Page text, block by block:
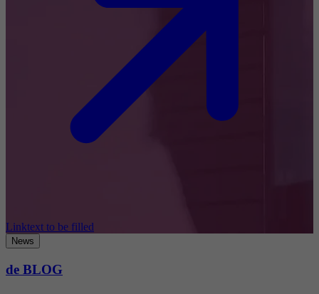
Linktext to be filled
News
de BLOG